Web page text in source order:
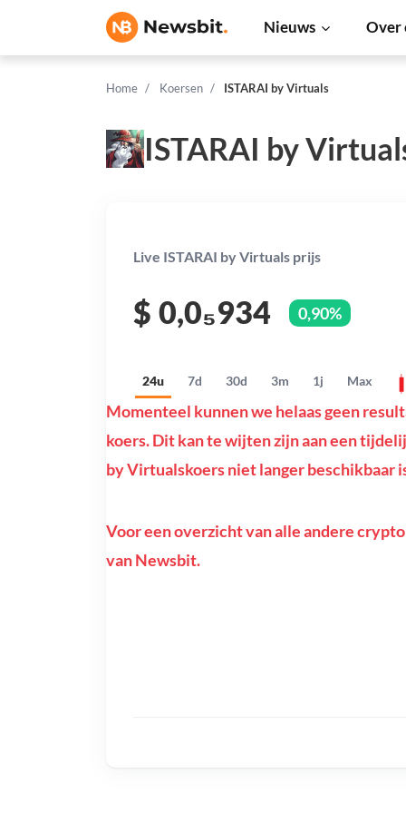
Nieuws Over
Home Koersen ISTARAI by Virtuals
ISTARAI by
Live ISTARAI by Virtuals prijs
$ 0,0₅934 0,90%
24u 7d 30d 3m 1j Max
Momenteel kunnen we helaas geen
koers. Dit kan te wijten zijn aan een
by Virtualskoers niet langer beschikbaar
Voor een overzicht van alle andere
van Newsbit.